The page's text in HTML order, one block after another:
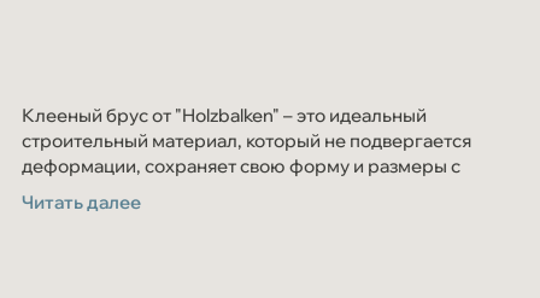
Клееный брус от "Holzbalken" – это идеальный
строительный материал, который не подвергается
деформации, сохраняет свою форму и размеры с
течением времени. В качестве сырья используется
только высококачественная сосна и ель c севера
Читать далее